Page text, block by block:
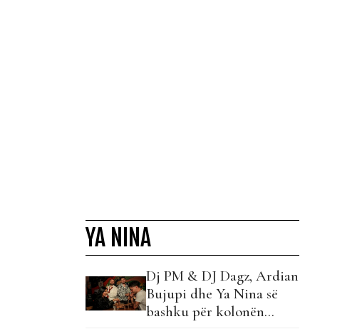
YA NINA
Dj PM & DJ Dagz, Ardian
Bujupi dhe Ya Nina së
bashku për kolonën